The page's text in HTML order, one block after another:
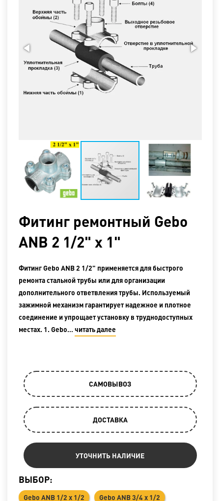
Фитинг ремонтный Gebo
ANB 2 1/2" х 1"
Фитинг Gebo ANB 2 1/2" применяется для быстрого
ремонта стальной трубы или для организации
дополнительного ответвления трубы. Используемый
зажимной механизм гарантирует надежное и плотное
соединение и упрощает установку в труднодоступных
местах. 1. Gebo… читать далее
САМОВЫВОЗ
ДОСТАВКА
УТОЧНИТЬ НАЛИЧИЕ
ВЫБОР:
Gebo ANB 1/2 х 1/2 Gebo ANB 3/4 х 1/2